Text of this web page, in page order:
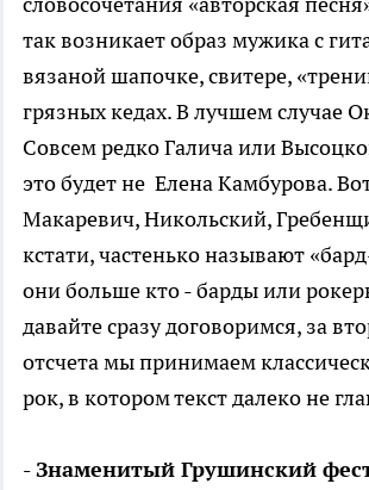
так возникает образ мужика с
вязаной шапочке, свитере,
грязных кедах. В лучшем случае
Совсем редко Галича или
это будет не Елена Камбурова.
Макаревич, Никольский,
кстати, частенько называют
они больше кто - барды или
давайте сразу договоримся, за
отсчета мы принимаем
рок, в котором текст далеко не
- Знаменитый Грушинский